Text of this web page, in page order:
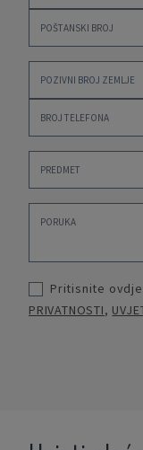
Pritisnite ovdje
PRIVATNOSTI,